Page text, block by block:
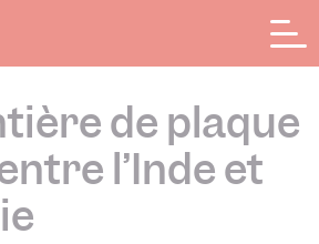
de plaque
l’Inde et
cookies